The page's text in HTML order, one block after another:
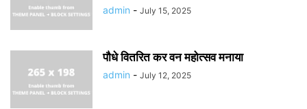
admin - July 15, 2025
पौधे वितरित कर वन महोत्सव मनाया
admin - July 12, 2025